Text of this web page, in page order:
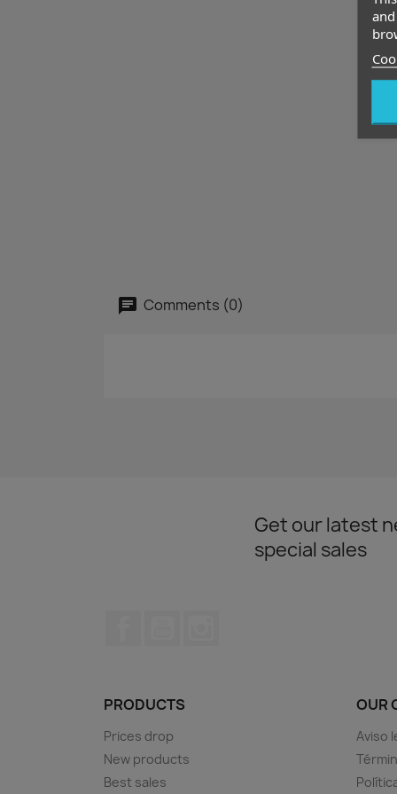
Comments (0)
Get our latest
special sales
PRODUCTS
Prices drop
New products
Best sales
OUR
Aviso